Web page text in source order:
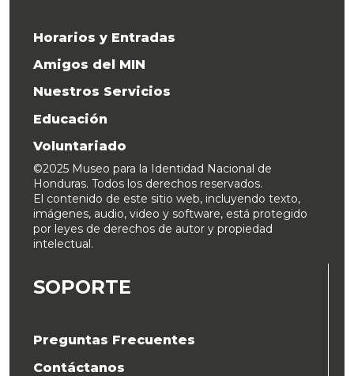
Horarios y Entradas
Amigos del MIN
Nuestros Servicios
Educación
Voluntariado
©2025 Museo para la Identidad Nacional de
Honduras. Todos los derechos reservados.
El contenido de este sitio web, incluyendo texto,
imágenes, audio, video y software, está protegido
por leyes de derechos de autor y propiedad
intelectual.
SOPORTE
Preguntas Frecuentes
Contáctanos